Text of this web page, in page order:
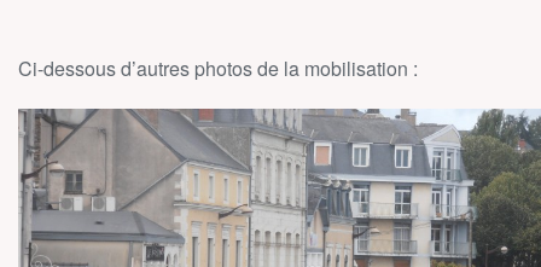
Ci-dessous d’autres photos de la mobilisation :